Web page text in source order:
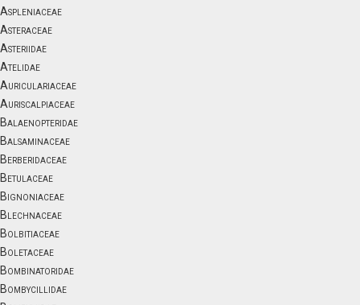
Aspleniaceae
Asteraceae
Asteriidae
Atelidae
Auriculariaceae
Auriscalpiaceae
Balaenopteridae
Balsaminaceae
Berberidaceae
Betulaceae
Bignoniaceae
Blechnaceae
Bolbitiaceae
Boletaceae
Bombinatoridae
Bombycillidae